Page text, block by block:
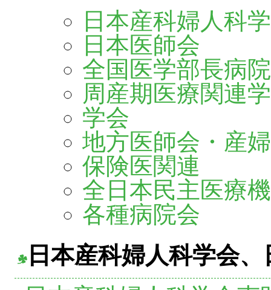
日本産科婦人科
日本医師会
全国医学部長病
周産期医療関連
学会
地方医師会・産
保険医関連
全日本民主医療
各種病院会
日本産科婦人科学会